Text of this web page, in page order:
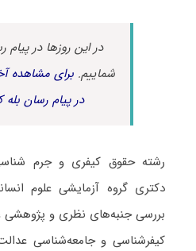
در این روزها در پیام
شماییم.برای مشاهده
در پیام رسان
رشته حقوق کیفری و جرم
دکتری گروه آزمایشی علوم
بررسی جنبه‌های نظری و پژوهشی
کیفرشناسی و جامعه‌شناسی